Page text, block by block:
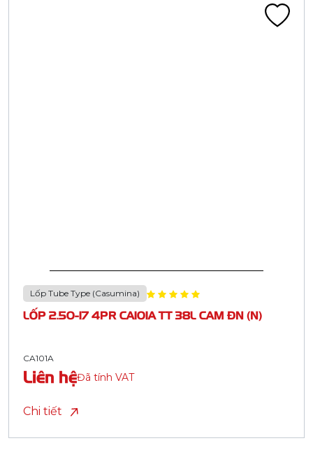
Lốp Tube Type (Casumina)
LỐP 2.50-17 4PR CA101A TT 38L CAM ĐN (N)
CA101A
Liên hệĐã tính VAT
Chi tiết